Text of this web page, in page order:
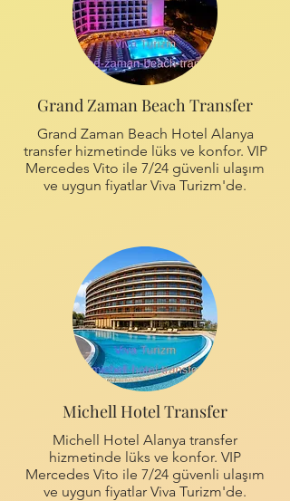
Grand Zaman Beach Transfer
Grand Zaman Beach Hotel Alanya
transfer hizmetinde lüks ve konfor. VIP
Mercedes Vito ile 7/24 güvenli ulaşım
ve uygun fiyatlar Viva Turizm'de.
Michell Hotel Transfer
Michell Hotel Alanya transfer
hizmetinde lüks ve konfor. VIP
Mercedes Vito ile 7/24 güvenli ulaşım
ve uygun fiyatlar Viva Turizm'de.